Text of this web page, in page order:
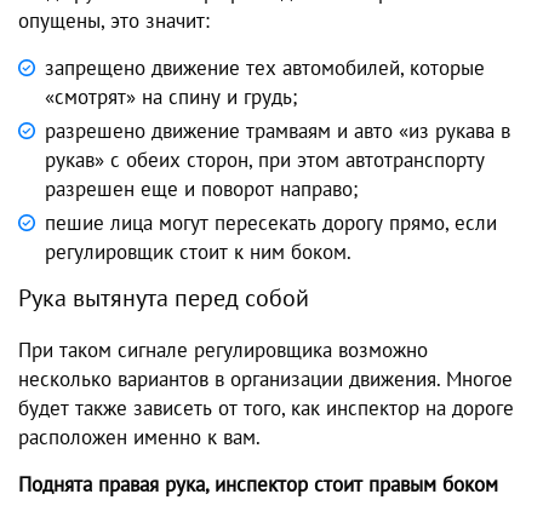
опущены, это значит:
запрещено движение тех автомобилей, которые
«смотрят» на спину и грудь;
разрешено движение трамваям и авто «из рукава в
рукав» с обеих сторон, при этом автотранспорту
разрешен еще и поворот направо;
пешие лица могут пересекать дорогу прямо, если
регулировщик стоит к ним боком.
Рука вытянута перед собой
При таком сигнале регулировщика возможно
несколько вариантов в организации движения. Многое
будет также зависеть от того, как инспектор на дороге
расположен именно к вам.
Поднята правая рука, инспектор стоит правым боком